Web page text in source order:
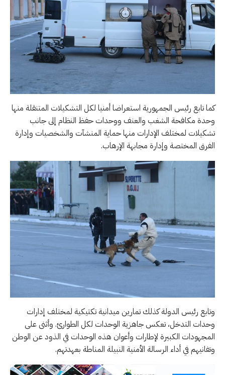
كما تابع رئيس الجمهورية استعراضا أمنيا لكل التشكيلات المتنقلة منها
وحدة مكافحة الشغب والعنف ووحدات حفظ النظام إلى جانب
تشكيلات لمختلف الإدارات منها حماية المنشآت والشخصيات وإدارة
الفرق المختصة وإدارة مجابهة الإرهاب.
وتابع رئيس الدولة كذلك تمارين ميدانية تكتيكية لمختلف إدارات
وحدات التدخل، تعكس جاهزية الوحدات لكل الطوارئ. وأثنى على
المجهودات الكبيرة لإطارات وأعوان هذه الوحدات في الذود عن الوطن
وتفانيهم في أداء الرسالة الأمنية النبيلة المناطة بعهدتهم.